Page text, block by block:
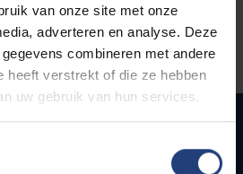
van onze site met onze
adverteren en analyse. Deze
combineren met andere
heeft verstrekt of die ze hebben
uw gebruik van hun services.